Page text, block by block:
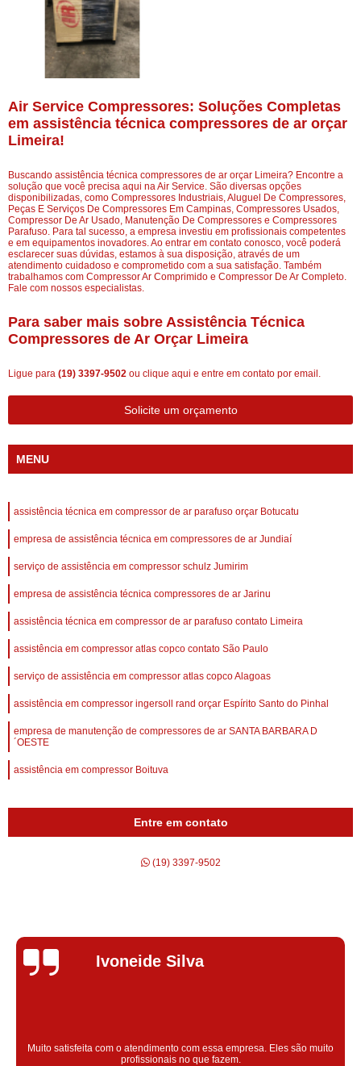
Air Service Compressores: Soluções Completas
em assistência técnica compressores de ar orçar
Limeira!
Buscando assistência técnica compressores de ar orçar Limeira? Encontre a
solução que você precisa aqui na Air Service. São diversas opções
disponibilizadas, como Compressores Industriais, Aluguel De Compressores,
Peças E Serviços De Compressores Em Campinas, Compressores Usados,
Compressor De Ar Usado, Manutenção De Compressores e Compressores
Parafuso. Para tal sucesso, a empresa investiu em profissionais competentes
e em equipamentos inovadores. Ao entrar em contato conosco, você poderá
esclarecer suas dúvidas, estamos à sua disposição, através de um
atendimento cuidadoso e comprometido com a sua satisfação. Também
trabalhamos com Compressor Ar Comprimido e Compressor De Ar Completo.
Fale com nossos especialistas.
Para saber mais sobre Assistência Técnica
Compressores de Ar Orçar Limeira
Ligue para (19) 3397-9502 ou clique aqui e entre em contato por email.
Solicite um orçamento
MENU
assistência técnica em compressor de ar parafuso orçar Botucatu
empresa de assistência técnica em compressores de ar Jundiaí
serviço de assistência em compressor schulz Jumirim
empresa de assistência técnica compressores de ar Jarinu
assistência técnica em compressor de ar parafuso contato Limeira
assistência em compressor atlas copco contato São Paulo
serviço de assistência em compressor atlas copco Alagoas
assistência em compressor ingersoll rand orçar Espírito Santo do Pinhal
empresa de manutenção de compressores de ar SANTA BARBARA D
´OESTE
assistência em compressor Boituva
Entre em contato
(19) 3397-9502
Silvana Alves
Super satisfeita com o serviço prestado, atendimento muito bom!
colaoradores educado e transparente, destaque para o colaborador